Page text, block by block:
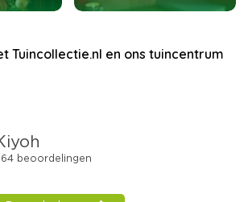
Tuincollectie.nl en ons tuincentrum